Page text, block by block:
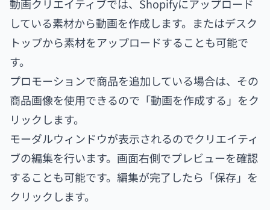
動画クリエイティブでは、Shopifyにアップロード
している素材から動画を作成します。またはデスク
トップから素材をアップロードすることも可能で
す。
プロモーションで商品を追加している場合は、その
商品画像を使用できるので「動画を作成する」をク
リックします。
モーダルウィンドウが表示されるのでクリエイティ
ブの編集を行います。画面右側でプレビューを確認
することも可能です。編集が完了したら「保存」を
クリックします。